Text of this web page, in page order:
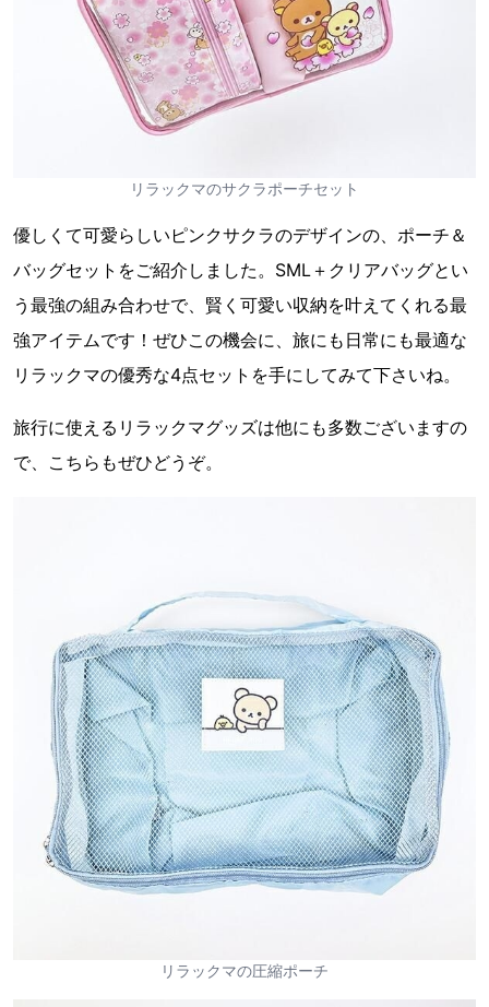
リラックマのサクラポーチセット
優しくて可愛らしいピンクサクラのデザインの、ポーチ＆
バッグセットをご紹介しました。SML＋クリアバッグとい
う最強の組み合わせで、賢く可愛い収納を叶えてくれる最
強アイテムです！ぜひこの機会に、旅にも日常にも最適な
リラックマの優秀な4点セットを手にしてみて下さいね。
旅行に使えるリラックマグッズは他にも多数ございますの
で、こちらもぜひどうぞ。
リラックマの圧縮ポーチ